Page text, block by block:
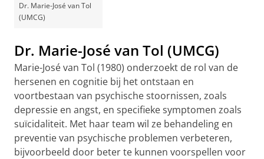
Dr. Marie-José van Tol
(UMCG)
Dr. Marie-José van Tol (UMCG)
Marie-José van Tol (1980) onderzoekt de rol van de
hersenen en cognitie bij het ontstaan en
voortbestaan van psychische stoornissen, zoals
depressie en angst, en specifieke symptomen zoals
suïcidaliteit. Met haar team wil ze behandeling en
preventie van psychische problemen verbeteren,
bijvoorbeeld door beter te kunnen voorspellen voor